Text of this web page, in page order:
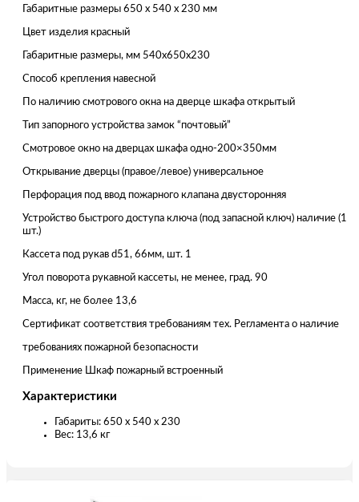
Габаритные размеры 650 x 540 x 230 мм
Цвет изделия красный
Габаритные размеры, мм 540x650x230
Способ крепления навесной
По наличию смотрового окна на дверце шкафа открытый
Тип запорного устройства замок “почтовый”
Смотровое окно на дверцах шкафа одно-200×350мм
Открывание дверцы (правое/левое) универсальное
Перфорация под ввод пожарного клапана двусторонняя
Устройство быстрого доступа ключа (под запасной ключ) наличие (1
шт.)
Кассета под рукав d51, 66мм, шт. 1
Угол поворота рукавной кассеты, не менее, град. 90
Масса, кг, не более 13,6
Сертификат соответствия требованиям тех. Регламента о наличие
требованиях пожарной безопасности
Применение Шкаф пожарный встроенный
Характеристики
Габариты: 650 x 540 x 230
Вес: 13,6 кг